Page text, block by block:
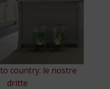
country: le nostre
dritte